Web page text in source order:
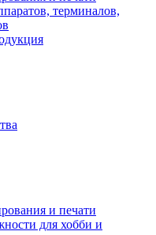
терминалов,
и печати
для хобби и